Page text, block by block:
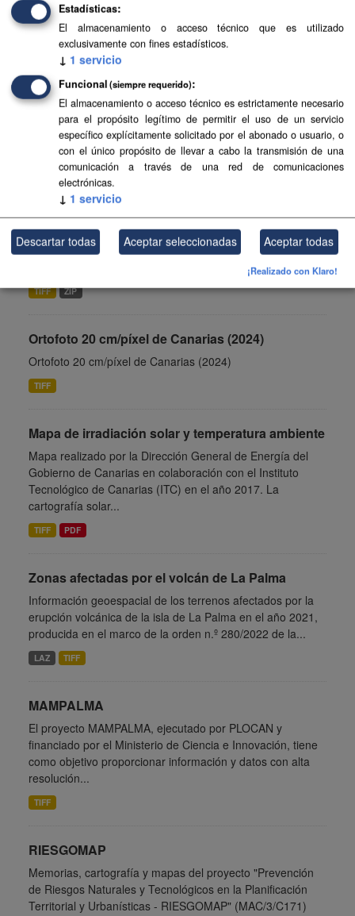
Información hidrometeorológica para análisis de
avenidas - Lanzarote
Resultados obtenidos para la isla de Lanzarote en el
marco de los trabajos de la orden de la Consejería de
Política Territorial, Cohesión Territorial y Aguas a
GRAFCAN...
ZIP
Información hidrometeorológica para análisis de
avenidas - El Hierro
Resultados obtenidos para la isla de El Hierro en el marco
de los trabajos de la orden de la Consejería de Política
Territorial, Cohesión Territorial y Aguas a GRAFCAN...
TIFF ZIP
Ortofoto 20 cm/píxel de Canarias (2024)
Ortofoto 20 cm/píxel de Canarias (2024)
TIFF
Mapa de irradiación solar y temperatura ambiente
Mapa realizado por la Dirección General de Energía del
Gobierno de Canarias en colaboración con el Instituto
Tecnológico de Canarias (ITC) en el año 2017. La
cartografía solar...
TIFF PDF
Zonas afectadas por el volcán de La Palma
Información geoespacial de los terrenos afectados por la
erupción volcánica de la isla de La Palma en el año 2021,
producida en el marco de la orden n.º 280/2022 de la...
LAZ TIFF
MAMPALMA
El proyecto MAMPALMA, ejecutado por PLOCAN y
financiado por el Ministerio de Ciencia e Innovación, tiene
como objetivo proporcionar información y datos con alta
resolución...
TIFF
RIESGOMAP
Memorias, cartografía y mapas del proyecto "Prevención
de Riesgos Naturales y Tecnológicos en la Planificación
Territorial y Urbanísticas - RIESGOMAP" (MAC/3/C171)
Estadísticas
El almacenamiento o acceso técnico que es utilizado
exclusivamente con fines estadísticos.
↓ 1 servicio
Funcional (siempre requerido)
El almacenamiento o acceso técnico es estrictamente necesario
para el propósito legítimo de permitir el uso de un servicio
específico explícitamente solicitado por el abonado o usuario, o
con el único propósito de llevar a cabo la transmisión de una
comunicación a través de una red de comunicaciones
electrónicas.
↓ 1 servicio
Descartar todas Aceptar seleccionadas Aceptar todas
¡Realizado con Klaro!